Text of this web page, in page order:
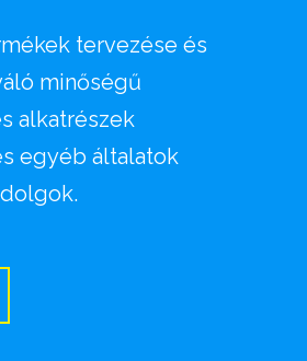
tervezése és
minőségű
alkatrészek
egyéb általatok